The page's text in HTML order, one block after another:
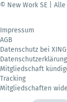
© New Work SE |
Impressum
AGB
Datenschutz bei XING
Datenschutzerklärung
Mitgliedschaft
Tracking
Mitgliedschaften